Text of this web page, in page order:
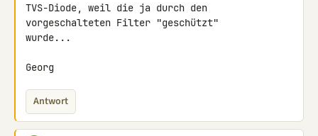
TVS-Diode, weil die ja durch den
vorgeschalteten Filter "geschützt"
wurde...
Georg
Antwort